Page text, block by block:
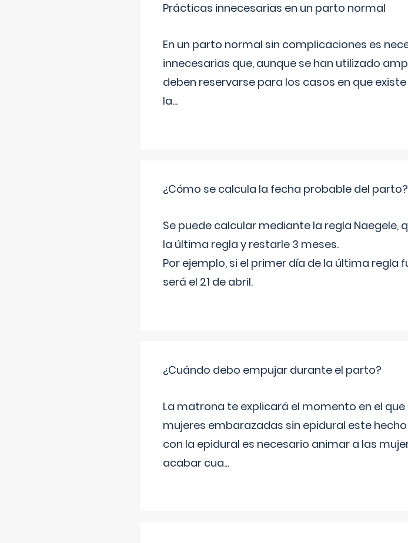
Prácticas innecesarias en un parto normal
En un parto normal sin complicaciones es
innecesarias que, aunque se han utilizado
deben reservarse para los casos en que
la...
¿Cómo se calcula la fecha probable del parto?
Se puede calcular mediante la regla Naegele,
la última regla y restarle 3 meses.
Por ejemplo, si el primer día de la última regla
será el 21 de abril.
¿Cuándo debo empujar durante el parto?
La matrona te explicará el momento en el
mujeres embarazadas sin epidural este
con la epidural es necesario animar a las
acabar cua...